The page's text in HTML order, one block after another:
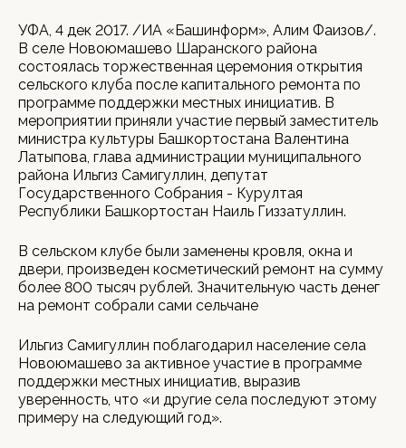
УФА, 4 дек 2017. /ИА «Башинформ», Алим Фаизов/.
В селе Новоюмашево Шаранского района
состоялась торжественная церемония открытия
сельского клуба после капитального ремонта по
программе поддержки местных инициатив. В
мероприятии приняли участие первый заместитель
министра культуры Башкортостана Валентина
Латыпова, глава администрации муниципального
района Ильгиз Самигуллин, депутат
Государственного Собрания - Курултая
Республики Башкортостан Наиль Гиззатуллин.
В сельском клубе были заменены кровля, окна и
двери, произведен косметический ремонт на сумму
более 800 тысяч рублей. Значительную часть денег
на ремонт собрали сами сельчане
Ильгиз Самигуллин поблагодарил население села
Новоюмашево за активное участие в программе
поддержки местных инициатив, выразив
уверенность, что «и другие села последуют этому
примеру на следующий год».